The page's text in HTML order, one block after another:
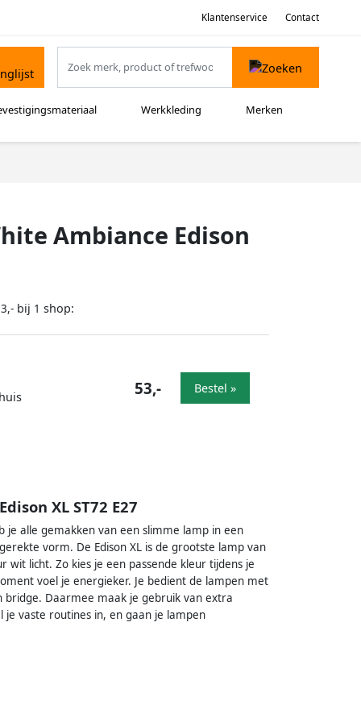
Klantenservice Contact
Werkkleding Merken
Ambiance Edison
bij 1 shop:
53,- Bestel »
XL ST72 E27
je alle gemakken van een slimme lamp in een
vorm. De Edison XL is de grootste lamp van
licht. Zo kies je een passende kleur tijdens je
voel je energieker. Je bedient de lampen met
Daarmee maak je gebruik van extra
je vaste routines in, en gaan je lampen